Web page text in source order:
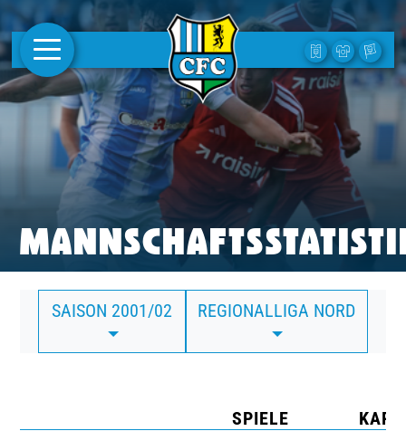
AKTUELLES
1. MANNSCHAFT
FRAUEN
CAMPUS
CLUB
CLUBMITGLIEDSCHAFT
BUSINESS
SAISON 2001/02 REGIONALLIGA NORD
SPIELE